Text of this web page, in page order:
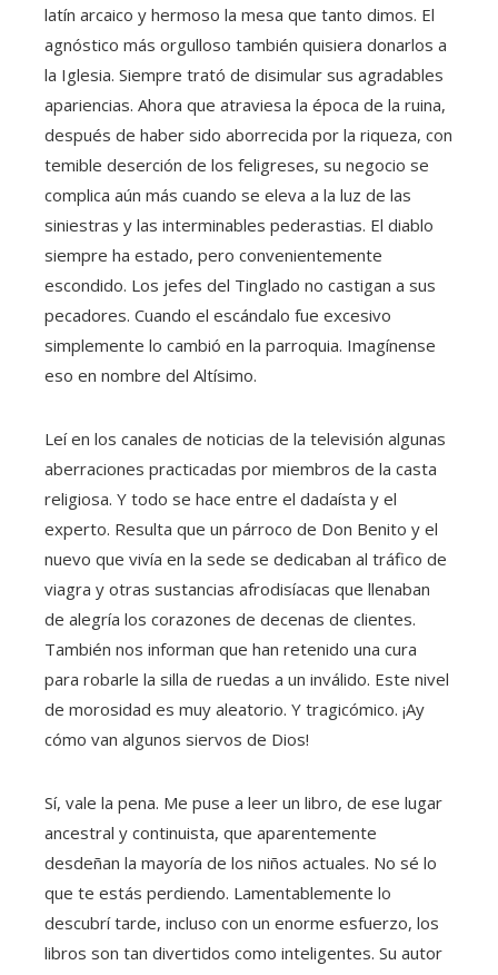
latín arcaico y hermoso la mesa que tanto dimos. El
agnóstico más orgulloso también quisiera donarlos a
la Iglesia. Siempre trató de disimular sus agradables
apariencias. Ahora que atraviesa la época de la ruina,
después de haber sido aborrecida por la riqueza, con
temible deserción de los feligreses, su negocio se
complica aún más cuando se eleva a la luz de las
siniestras y las interminables pederastias. El diablo
siempre ha estado, pero convenientemente
escondido. Los jefes del Tinglado no castigan a sus
pecadores. Cuando el escándalo fue excesivo
simplemente lo cambió en la parroquia. Imagínense
eso en nombre del Altísimo.
Leí en los canales de noticias de la televisión algunas
aberraciones practicadas por miembros de la casta
religiosa. Y todo se hace entre el dadaísta y el
experto. Resulta que un párroco de Don Benito y el
nuevo que vivía en la sede se dedicaban al tráfico de
viagra y otras sustancias afrodisíacas que llenaban
de alegría los corazones de decenas de clientes.
También nos informan que han retenido una cura
para robarle la silla de ruedas a un inválido. Este nivel
de morosidad es muy aleatorio. Y tragicómico. ¡Ay
cómo van algunos siervos de Dios!
Sí, vale la pena. Me puse a leer un libro, de ese lugar
ancestral y continuista, que aparentemente
desdeñan la mayoría de los niños actuales. No sé lo
que te estás perdiendo. Lamentablemente lo
descubrí tarde, incluso con un enorme esfuerzo, los
libros son tan divertidos como inteligentes. Su autor